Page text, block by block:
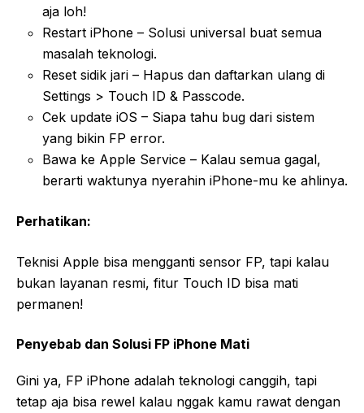
aja loh!
Restart iPhone – Solusi universal buat semua
masalah teknologi.
Reset sidik jari – Hapus dan daftarkan ulang di
Settings > Touch ID & Passcode.
Cek update iOS – Siapa tahu bug dari sistem
yang bikin FP error.
Bawa ke Apple Service – Kalau semua gagal,
berarti waktunya nyerahin iPhone-mu ke ahlinya.
Perhatikan:
Teknisi Apple bisa mengganti sensor FP, tapi kalau
bukan layanan resmi, fitur Touch ID bisa mati
permanen!
Penyebab dan Solusi FP iPhone Mati
Gini ya, FP iPhone adalah teknologi canggih, tapi
tetap aja bisa rewel kalau nggak kamu rawat dengan